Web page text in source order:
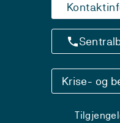
Krise- og